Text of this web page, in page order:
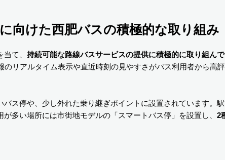
向けた西肥バスの積極的な取り組み
て、 持続可能な路線バスサービスの提供に積極的に取り組ん
リアルタイム表示や直近時刻の見やすさがバス利用者から高
ス停や、少し外れた乗り継ぎポイントに設置されています。
多い場所には市街地モデルの「スマートバス停」を設置し、 2